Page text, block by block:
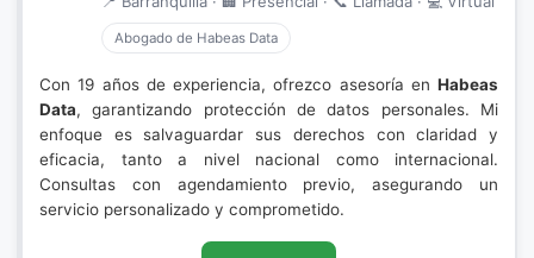
Abogado de Habeas Data
Con 19 años de experiencia, ofrezco asesoría en Habeas
Data, garantizando protección de datos personales. Mi
enfoque es salvaguardar sus derechos con claridad y
eficacia, tanto a nivel nacional como internacional.
Consultas con agendamiento previo, asegurando un
servicio personalizado y comprometido.